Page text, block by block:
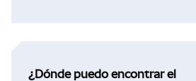
¿Dónde puedo encontrar el